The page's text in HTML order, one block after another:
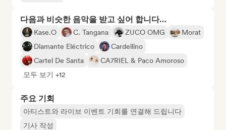
다음과 비슷한 음악을 받고 싶어 합니다…
Kase.O C. Tangana ZUCO OMG
Morat
Diamante Eléctrico
Cardellino
Cartel De Santa
CA7RIEL & Paco Amoroso
모두 보기 +12
주요 기회
아티스트와 라이브 이벤트 기회를 연결해 드립니다
기사 작성